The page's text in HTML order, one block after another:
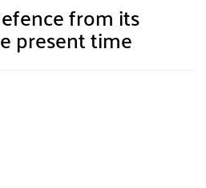
from its
present time